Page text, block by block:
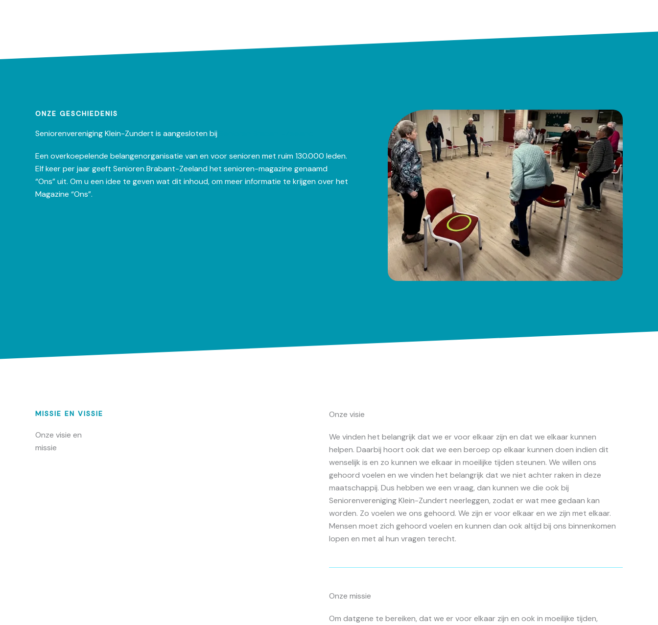
ONZE GESCHIEDENIS
Seniorenvereniging Klein-Zundert is aangesloten bij
Een overkoepelende belangenorganisatie van en voor senioren met ruim 130.000 leden.
Elf keer per jaar geeft Senioren Brabant-Zeeland het senioren-magazine genaamd
“Ons” uit. Om u een idee te geven wat dit inhoud, om meer informatie te krijgen over het
Magazine “Ons”.
MISSIE EN VISSIE
Onze visie en
missie
Onze visie
We vinden het belangrijk dat we er voor elkaar zijn en dat we elkaar kunnen
helpen. Daarbij hoort ook dat we een beroep op elkaar kunnen doen indien dit
wenselijk is en zo kunnen we elkaar in moeilijke tijden steunen. We willen ons
gehoord voelen en we vinden het belangrijk dat we niet achter raken in deze
maatschappij. Dus hebben we een vraag, dan kunnen we die ook bij
Seniorenvereniging Klein-Zundert neerleggen, zodat er wat mee gedaan kan
worden. Zo voelen we ons gehoord. We zijn er voor elkaar en we zijn met elkaar.
Mensen moet zich gehoord voelen en kunnen dan ook altijd bij ons binnenkomen
lopen en met al hun vragen terecht.
Onze missie
Om datgene te bereiken, dat we er voor elkaar zijn en ook in moeilijke tijden,